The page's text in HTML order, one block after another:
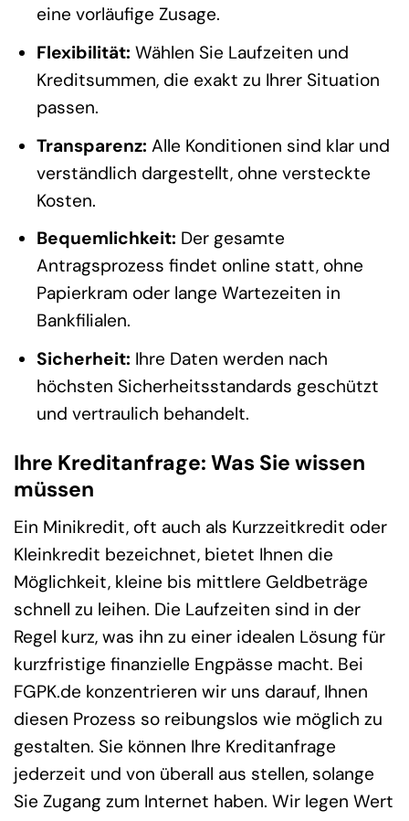
eine vorläufige Zusage.
Flexibilität: Wählen Sie Laufzeiten und
Kreditsummen, die exakt zu Ihrer Situation
passen.
Transparenz: Alle Konditionen sind klar und
verständlich dargestellt, ohne versteckte
Kosten.
Bequemlichkeit: Der gesamte
Antragsprozess findet online statt, ohne
Papierkram oder lange Wartezeiten in
Bankfilialen.
Sicherheit: Ihre Daten werden nach
höchsten Sicherheitsstandards geschützt
und vertraulich behandelt.
Ihre Kreditanfrage: Was Sie wissen
müssen
Ein Minikredit, oft auch als Kurzzeitkredit oder
Kleinkredit bezeichnet, bietet Ihnen die
Möglichkeit, kleine bis mittlere Geldbeträge
schnell zu leihen. Die Laufzeiten sind in der
Regel kurz, was ihn zu einer idealen Lösung für
kurzfristige finanzielle Engpässe macht. Bei
FGPK.de konzentrieren wir uns darauf, Ihnen
diesen Prozess so reibungslos wie möglich zu
gestalten. Sie können Ihre Kreditanfrage
jederzeit und von überall aus stellen, solange
Sie Zugang zum Internet haben. Wir legen Wert